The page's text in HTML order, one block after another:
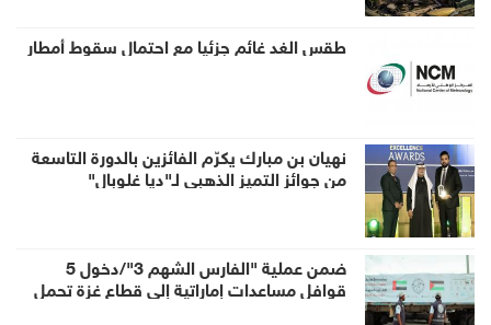
طقس الغد غائم جزئيا مع احتمال سقوط أمطار
نهيان بن مبارك يكرّم الفائزين بالدورة التاسعة
من جوائز التميز الذهبي لـ"ديا غلوبال"
ضمن عملية "الفارس الشهم 3"/دخول 5
قوافل مساعدات إماراتية إلى قطاع غزة تحمل
938 طناً من المساعدات الإنسانية